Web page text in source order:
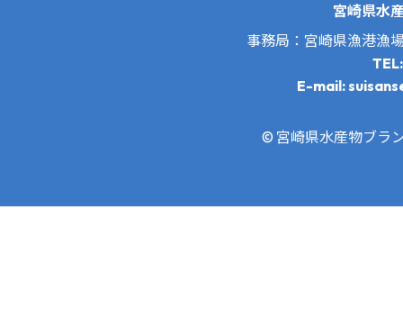
宮崎県水
事務局：宮崎県漁港漁
E-mail:
© 宮崎県水産物ブラ